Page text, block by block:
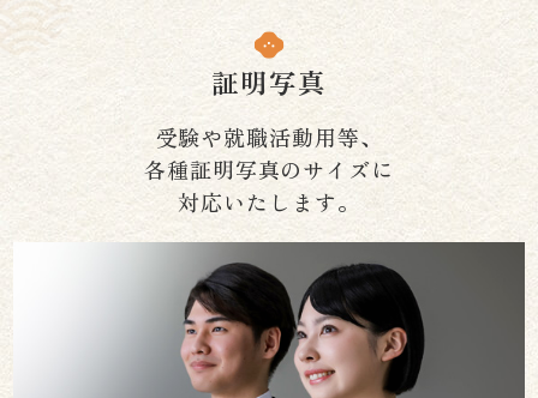
証明写真
受験や就職活動用等、
各種証明写真のサイズに
対応いたします。